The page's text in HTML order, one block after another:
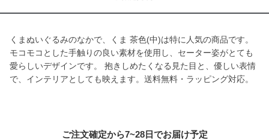
くまぬいぐるみのなかで、くま 茶色(中)は特に人気の商品です。
モコモコとした手触りの良い素材を使用し、セーター姿がとても
愛らしいデザインです。 抱きしめたくなる見た目と、優しい表情
で、インテリアとしても映えます。送料無料・ラッピング対応。
ご注文確定から7~28日でお届け予定